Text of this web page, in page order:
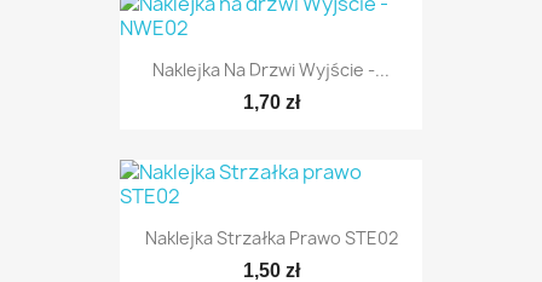
Naklejka Na Drzwi Wyjście -...
1,70 zł
Naklejka Strzałka Prawo STE02
1,50 zł